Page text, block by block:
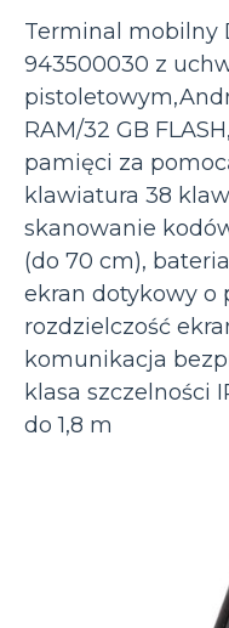
Terminal mobilny
943500030 z
RAM/32 GB
pamięci za
klawiatura 38
skanowanie
(do 70 cm),
ekran dotykowy o
rozdzielczość
komunikacja
klasa szczelności
do 1,8 m